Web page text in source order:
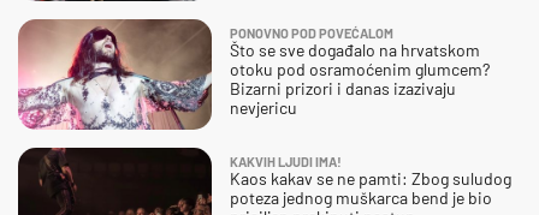
PONOVNO POD POVEĆALOM
Što se sve događalo na hrvatskom
otoku pod osramoćenim glumcem?
Bizarni prizori i danas izazivaju
nevjericu
KAKVIH LJUDI IMA!
Kaos kakav se ne pamti: Zbog suludog
poteza jednog muškarca bend je bio